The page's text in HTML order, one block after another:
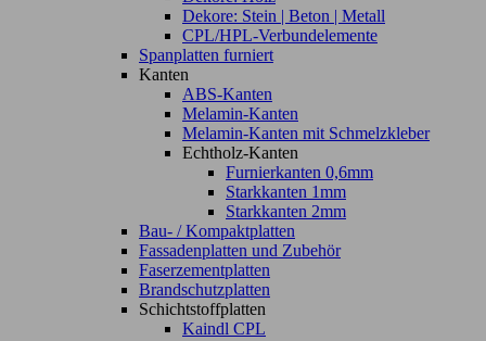
Dekore: Stein | Beton | Metall
CPL/HPL-Verbundelemente
Spanplatten furniert
Kanten
ABS-Kanten
Melamin-Kanten
Melamin-Kanten mit Schmelzkleber
Echtholz-Kanten
Furnierkanten 0,6mm
Starkkanten 1mm
Starkkanten 2mm
Bau- / Kompaktplatten
Fassadenplatten und Zubehör
Faserzementplatten
Brandschutzplatten
Schichtstoffplatten
Kaindl CPL